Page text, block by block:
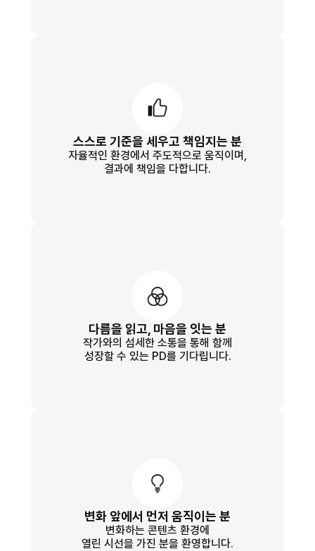
스스로 기준을 세우고 책임지는 분
자율적인 환경에서 주도적으로 움직이며,
결과에 책임을 다합니다.
다름을 읽고, 마음을 잇는 분
작가와의 섬세한 소통을 통해 함께
성장할 수 있는 PD를 기다립니다.
변화 앞에서 먼저 움직이는 분
변화하는 콘텐츠 환경에
열린 시선을 가진 분을 환영합니다.